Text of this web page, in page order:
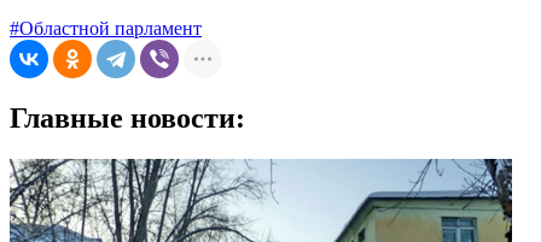
#Областной парламент
Главные новости: